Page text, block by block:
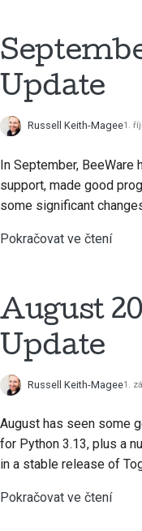
Update
Russell Keith-Magee1.
In September,
support, made good
some significant
Pokračovat ve čtení
August
Update
Russell Keith-Magee1.
August has seen some
for Python 3.13, plus a
in a stable release of
Pokračovat ve čtení